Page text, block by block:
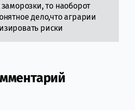
то наоборот
дело,что аграрии
риски